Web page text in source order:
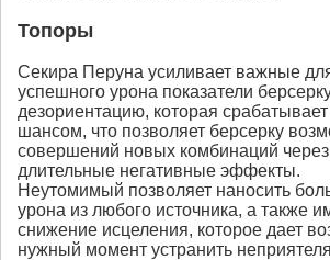
Топоры
Секира Перуна усиливает важные
успешного урона показатели
дезориентацию, которая
шансом, что позволяет берсерку
совершений новых комбинаций
длительные негативные эффекты.
Неутомимый позволяет наносить
урона из любого источника, а также
снижение исцеления, которое дает
нужный момент устранить